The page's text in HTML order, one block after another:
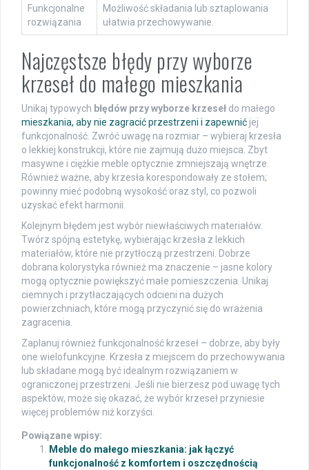
Funkcjonalne
rozwiązania
Możliwość składania lub sztaplowania
ułatwia przechowywanie.
Najczęstsze błędy przy wyborze
krzeseł do małego mieszkania
Unikaj typowych błędów przy wyborze krzeseł do małego
mieszkania, aby nie zagracić przestrzeni i zapewnić jej
funkcjonalność. Zwróć uwagę na rozmiar – wybieraj krzesła
o lekkiej konstrukcji, które nie zajmują dużo miejsca. Zbyt
masywne i ciężkie meble optycznie zmniejszają wnętrze.
Również ważne, aby krzesła korespondowały ze stołem;
powinny mieć podobną wysokość oraz styl, co pozwoli
uzyskać efekt harmonii.
Kolejnym błędem jest wybór niewłaściwych materiałów.
Twórz spójną estetykę, wybierając krzesła z lekkich
materiałów, które nie przytłoczą przestrzeni. Dobrze
dobrana kolorystyka również ma znaczenie – jasne kolory
mogą optycznie powiększyć małe pomieszczenia. Unikaj
ciemnych i przytłaczających odcieni na dużych
powierzchniach, które mogą przyczynić się do wrażenia
zagracenia.
Zaplanuj również funkcjonalność krzeseł – dobrze, aby były
one wielofunkcyjne. Krzesła z miejscem do przechowywania
lub składane mogą być idealnym rozwiązaniem w
ograniczonej przestrzeni. Jeśli nie bierzesz pod uwagę tych
aspektów, może się okazać, że wybór krzeseł przyniesie
więcej problemów niż korzyści.
Powiązane wpisy:
Meble do małego mieszkania: jak łączyć
funkcjonalność z komfortem i oszczędnością